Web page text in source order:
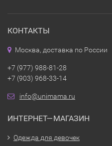
КОНТАКТЫ
Москва, доставка по России
+7 (977) 988-81-28
+7 (903) 968-33-14
info@unimama.ru
ИНТЕРНЕТ—МАГАЗИН
Одежда для девочек